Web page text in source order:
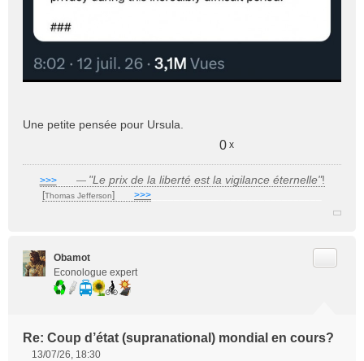
Une petite pensée pour Ursula.
0 x
>>>___ — "Le prix de la liberté est la vigilance éternelle"!
[Thomas Jefferson] >>>
Obamot
Econologue expert
Re: Coup d’état (supranational) mondial en cours?
13/07/26, 18:30